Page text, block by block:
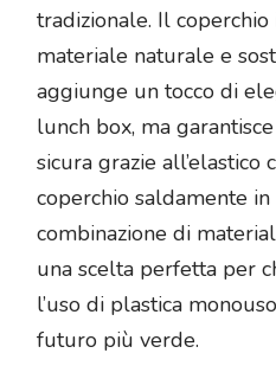
tradizionale. Il
materiale naturale e
aggiunge un tocco di
lunch box, ma
sicura grazie all’elastico
coperchio saldamente in
combinazione di
una scelta perfetta per
l’uso di plastica
futuro più verde.